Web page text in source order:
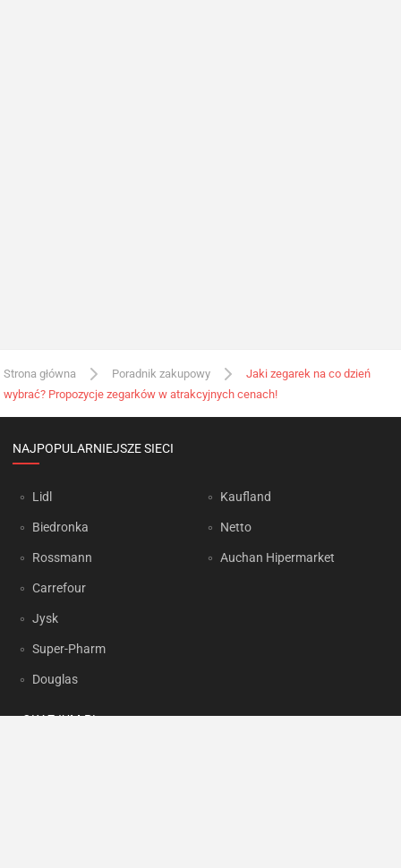
Strona główna Poradnik zakupowy
Jaki zegarek na co dzień
wybrać? Propozycje zegarków w atrakcyjnych cenach!
NAJPOPULARNIEJSZE SIECI
Lidl
Biedronka
Rossmann
Carrefour
Jysk
Super-Pharm
Douglas
Kaufland
Netto
Auchan Hipermarket
OKAZJUM.PL